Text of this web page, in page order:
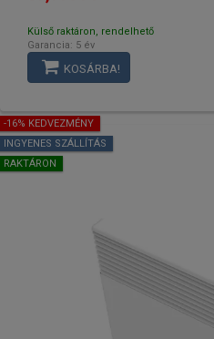
Külső raktáron, rendelhető
Garancia: 5 év
KOSÁRBA!
-16% KEDVEZMÉNY
INGYENES SZÁLLÍTÁS
RAKTÁRON